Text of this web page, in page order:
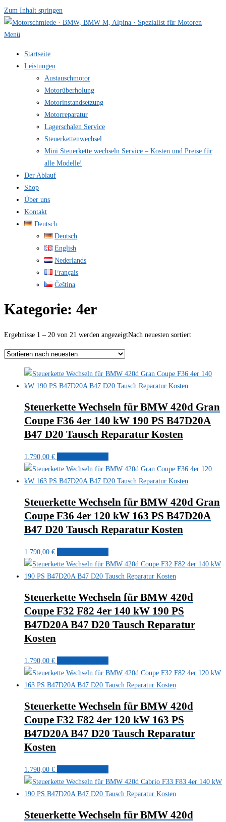
Zum Inhalt springen
Menü
Startseite
Leistungen
Austauschmotor
Motorüberholung
Motorinstandsetzung
Motorreparatur
Lagerschalen Service
Steuerkettenwechsel
Mini Steuer­kette wechseln Service – Kosten und Preise für
alle Modelle!
Der Ablauf
Shop
Über uns
Kontakt
Deutsch
Deutsch
English
Nederlands
Français
Čeština
Kategorie: 4er
Ergebnisse 1 – 20 von 21 werden angezeigtNach neuesten sortiert
Steuerkette Wechseln für BMW 420d Gran
Coupe F36 4er 140 kW 190 PS B47D20A
B47 D20 Tausch Reparatur Kosten
1.790,00 €
Steuerkette Wechseln für BMW 420d Gran
Coupe F36 4er 120 kW 163 PS B47D20A
B47 D20 Tausch Reparatur Kosten
1.790,00 €
Steuerkette Wechseln für BMW 420d
Coupe F32 F82 4er 140 kW 190 PS
B47D20A B47 D20 Tausch Reparatur
Kosten
1.790,00 €
Steuerkette Wechseln für BMW 420d
Coupe F32 F82 4er 120 kW 163 PS
B47D20A B47 D20 Tausch Reparatur
Kosten
1.790,00 €
Steuerkette Wechseln für BMW 420d